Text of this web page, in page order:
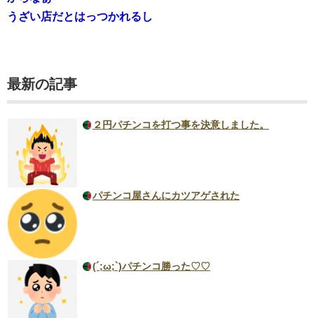
うざい店だとはっつかれるし
最新の記事
２円パチンコを打つ事を決意しました。
パチンコ屋さんにカツアゲされた
(´;ω;`)パチンコ勝った♡♡